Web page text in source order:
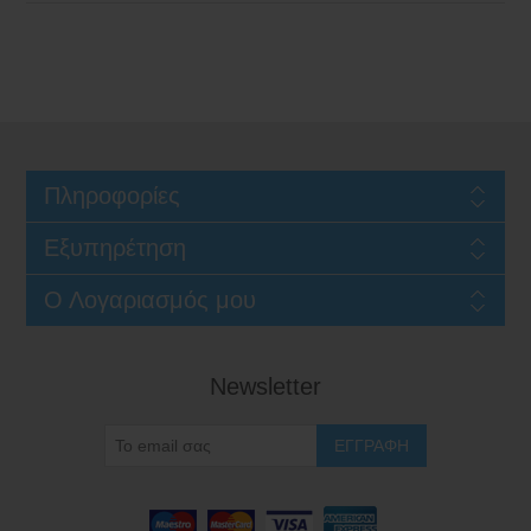
Πληροφορίες
Εξυπηρέτηση
Ο Λογαριασμός μου
Newsletter